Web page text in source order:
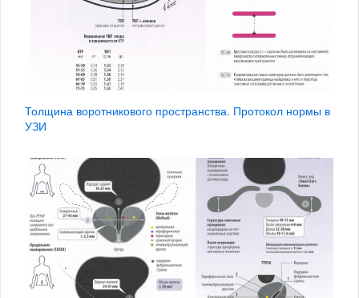
Толщина воротникового пространства. Протокол нормы в
УЗИ